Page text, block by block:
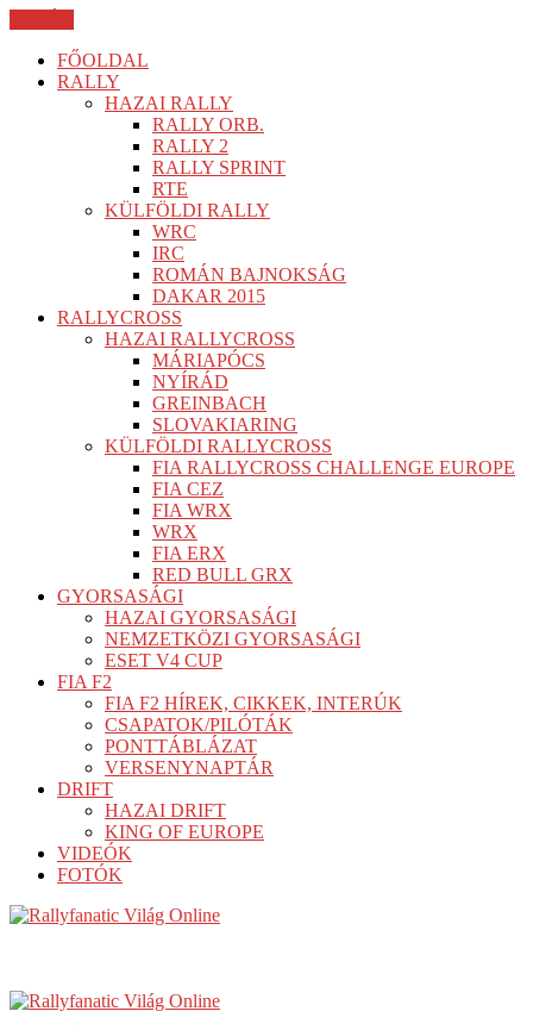
FŐOLDAL
RALLY
HAZAI RALLY
RALLY ORB.
RALLY 2
RALLY SPRINT
RTE
KÜLFÖLDI RALLY
WRC
IRC
ROMÁN BAJNOKSÁG
DAKAR 2015
RALLYCROSS
HAZAI RALLYCROSS
MÁRIAPÓCS
NYÍRÁD
GREINBACH
SLOVAKIARING
KÜLFÖLDI RALLYCROSS
FIA RALLYCROSS CHALLENGE EUROPE
FIA CEZ
FIA WRX
WRX
FIA ERX
RED BULL GRX
GYORSASÁGI
HAZAI GYORSASÁGI
NEMZETKÖZI GYORSASÁGI
ESET V4 CUP
FIA F2
FIA F2 HÍREK, CIKKEK, INTERÚK
CSAPATOK/PILÓTÁK
PONTTÁBLÁZAT
VERSENYNAPTÁR
DRIFT
HAZAI DRIFT
KING OF EUROPE
VIDEÓK
FOTÓK